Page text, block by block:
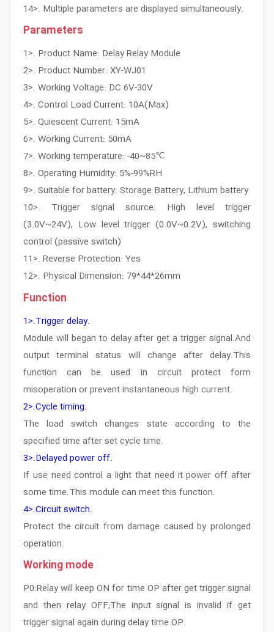
14>. Multiple parameters are displayed simultaneously.
Parameters
1>. Product Name: Delay Relay Module
2>. Product Number: XY-WJ01
3>. Working Voltage: DC 6V-30V
4>. Control Load Current: 10A(Max)
5>. Quiescent Current: 15mA
6>. Working Current: 50mA
7>. Working temperature: -40~85℃
8>. Operating Humidity: 5%-99%RH
9>. Suitable for battery: Storage Battery, Lithium battery
10>. Trigger signal source: High level trigger
(3.0V~24V), Low level trigger (0.0V~0.2V), switching
control (passive switch)
11>. Reverse Protection: Yes
12>. Physical Dimension: 79*44*26mm
Function
1>.Trigger delay.
Module will began to delay after get a trigger signal.And
output terminal status will change after delay.This
function can be used in circuit protect form
misoperation or prevent instantaneous high current.
2>.Cycle timing.
The load switch changes state according to the
specified time after set cycle time.
3>.Delayed power off.
If use need control a light that need it power off after
some time.This module can meet this function.
4>.Circuit switch.
Protect the circuit from damage caused by prolonged
operation.
Working mode
P0:Relay will keep ON for time OP after get trigger signal
and then relay OFF;The input signal is invalid if get
trigger signal again during delay time OP.